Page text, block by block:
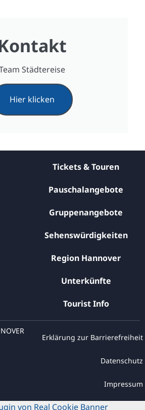
Städtereise
Hier klicken
Tickets & Touren
Pauschalangebote
Gruppenangebote
Sehenswürdigkeiten
Region Hannover
Unterkünfte
Tourist Info
Erklärung zur Barrierefreiheit
Datenschutz
Impressum
von Real Cookie Banner